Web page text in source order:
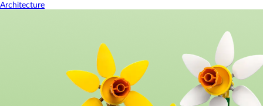
Architecture